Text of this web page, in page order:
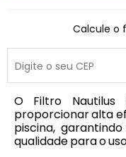
Calcule o
O Filtro Nautilus
proporcionar alta
piscina,
qualidade para o